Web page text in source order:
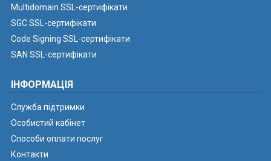
Multidomain SSL-сертифікати
SGC SSL-сертифікати
Code Signing SSL-сертифікати
SAN SSL-сертифікати
ІНФОРМАЦІЯ
Служба підтримки
Особистий кабінет
Способи оплати послуг
Контакти